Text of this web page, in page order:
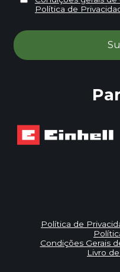
Política de
Política de
Condições Gerais
Livro